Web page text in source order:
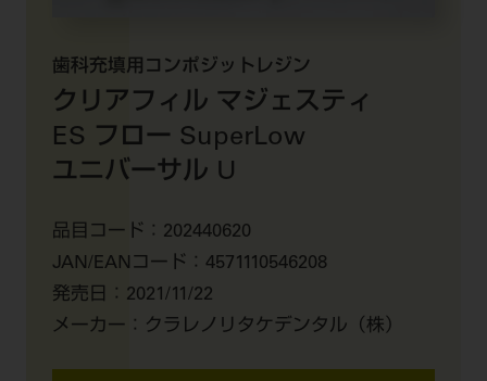
歯科充填用コンポジットレジン
クリアフィル マジェスティ
ES フロー SuperLow
ユニバーサル U
品目コード： 202440620
JAN/EANコード： 4571110546208
発売日： 2021/11/22
メーカー： クラレノリタケデンタル（株）